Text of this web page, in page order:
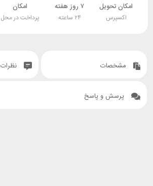
امکان تحویل
اکسپرس
۷ روز هفته
۲۴ ساعته
امکان
پرداخت در محل
مشخصات نظرات
پرسش و پاسخ